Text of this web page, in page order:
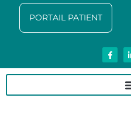
PORTAIL PATIENT